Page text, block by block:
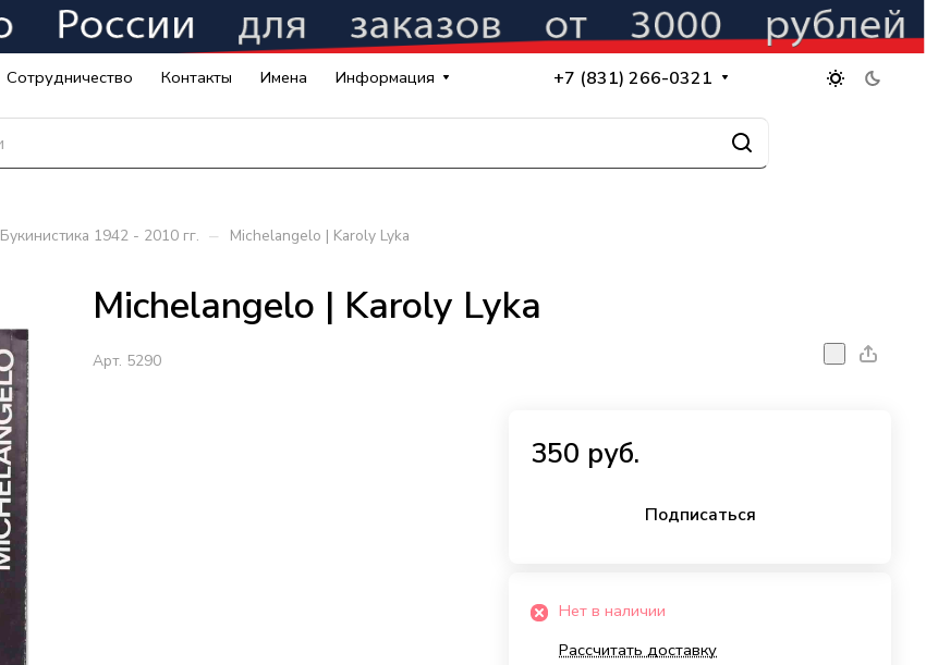
Сотрудничество Контакты Имена Информация +7 (831) 266-0321
Букинистика 1942 - 2010 гг. – Michelangelo | Karoly Lyka
Michelangelo | Karoly Lyka
Арт. 5290
350 руб.
Подписаться
Нет в наличии
Рассчитать доставку